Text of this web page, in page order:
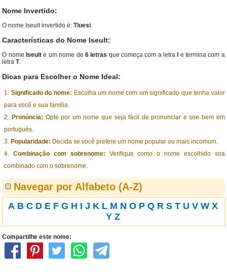
Nome Invertido:
O nome Iseult invertido é:Tluesi.
Características do Nome Iseult:
O nome Iseult é um nome de 6 letras que começa com a letra
e termina com a
letraT.
Dicas para Escolher o Nome Ideal:
Significado do nome: Escolha um nome com um significado que tenha valor
para você e sua família.
Pronúncia: Opte por um nome que seja fácil de pronunciar e soe bem em
português.
Popularidade: Decida se você prefere um nome popular ou mais incomum.
Combinação com sobrenome: Verifique como o nome escolhido soa
combinado com o sobrenome.
Navegar por Alfabeto (A-Z)
A B C D E F G H I J K L M N O P Q R S T U V W X
Y Z
Compartilhe este nome: